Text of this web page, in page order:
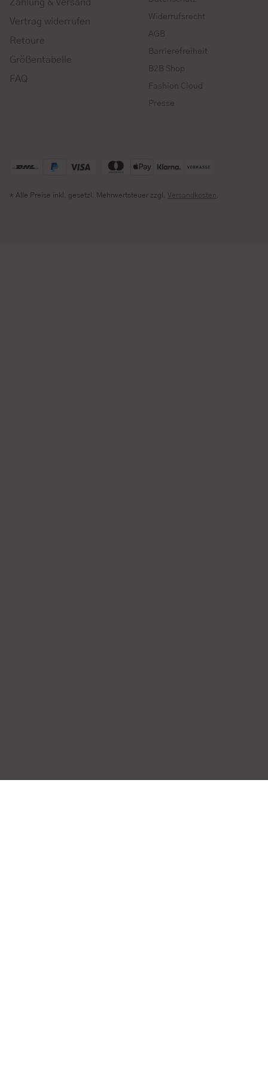
Zahlung & Versand
Vertrag widerrufen
Retoure
Größentabelle
FAQ
Widerrufsrecht
AGB
Barrierefreiheit
B2B Shop
Fashion Cloud
Presse
* Alle Preise inkl. gesetzl. Mehrwertsteuer zzgl. Versandkosten